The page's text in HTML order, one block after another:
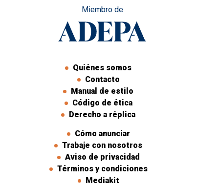
Miembro de
Quiénes somos
Contacto
Manual de estilo
Código de ética
Derecho a réplica
Cómo anunciar
Trabaje con nosotros
Aviso de privacidad
Términos y condiciones
Mediakit